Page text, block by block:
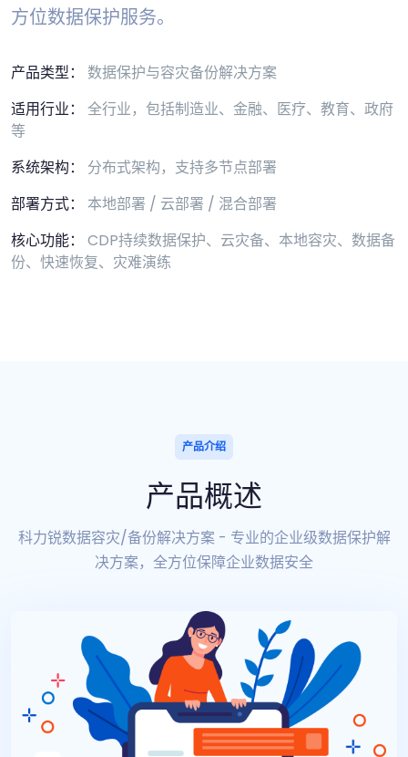
方位数据保护服务。
产品类型： 数据保护与容灾备份解决方案
适用行业： 全行业，包括制造业、金融、医疗、教育、政府
等
系统架构： 分布式架构，支持多节点部署
部署方式： 本地部署 / 云部署 / 混合部署
核心功能： CDP持续数据保护、云灾备、本地容灾、数据备
份、快速恢复、灾难演练
产品介绍
产品概述
科力锐数据容灾/备份解决方案 - 专业的企业级数据保护解
决方案，全方位保障企业数据安全